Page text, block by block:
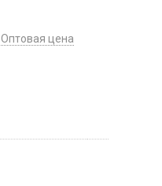
Оптовая цена